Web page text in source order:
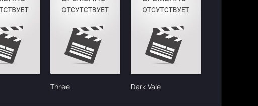
Three Dark Vale